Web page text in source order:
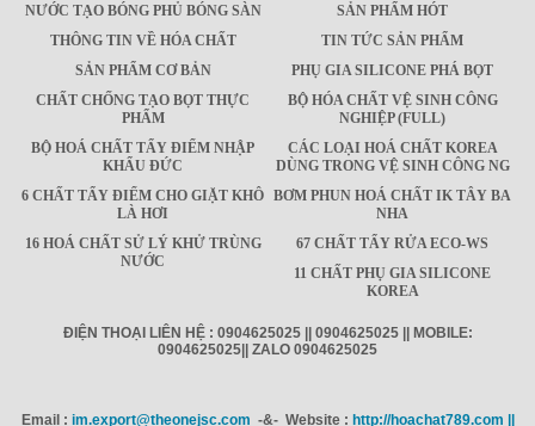
NƯỚC TẠO BÓNG PHỦ BÓNG SÀN
SẢN PHẨM HÓT
THÔNG TIN VỀ HÓA CHẤT
TIN TỨC SẢN PHẨM
SẢN PHẨM CƠ BẢN
PHỤ GIA SILICONE PHÁ BỌT
CHẤT CHỐNG TẠO BỌT THỰC
PHẨM
BỘ HÓA CHẤT VỆ SINH CÔNG
NGHIỆP (FULL)
BỘ HOÁ CHẤT TẨY ĐIỂM NHẬP
KHẨU ĐỨC
CÁC LOẠI HOÁ CHẤT KOREA
DÙNG TRONG VỆ SINH CÔNG NG
6 CHẤT TẨY ĐIỂM CHO GIẶT KHÔ
LÀ HƠI
BƠM PHUN HOÁ CHẤT IK TÂY BA
NHA
16 HOÁ CHẤT SỬ LÝ KHỬ TRÙNG
NƯỚC
67 CHẤT TẨY RỬA ECO-WS
11 CHẤT PHỤ GIA SILICONE
KOREA
ĐIỆN THOẠI LIÊN HỆ : 0904625025 || 0904625025 || MOBILE:
0904625025|| ZALO 0904625025
Email : im.export@theonejsc.com -&- Website : http://hoachat789.com ||